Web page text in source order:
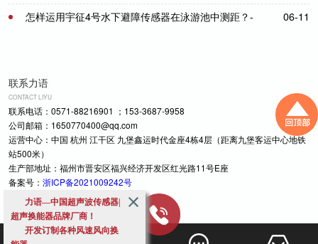
怎样运用宇征4号水下避障传感器在泳游池中测距？-
06-11
联系力语
CONTACT LIYU
联系电话：0571-88216901 ；153-3687-9958
公司邮箱：1650770400@qq.com
运营中心：中国 杭州 江干区 九堡鑫运时代金座4栋4层（距离九堡客运中心地铁
站500米）
生产部地址：福州市晋安区福兴经济开发区红光路11号E座
备案号： 浙ICP备2021009242号
力语—中国超声波传感器|
超声换能器品牌厂商！
开发订制各种风速风向换